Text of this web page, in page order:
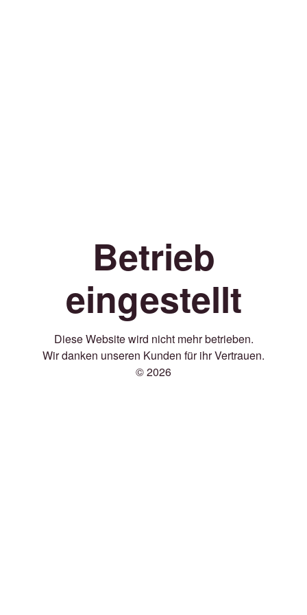
Betrieb
eingestellt
Diese Website wird nicht mehr betrieben.
Wir danken unseren Kunden für ihr Vertrauen.
© 2026